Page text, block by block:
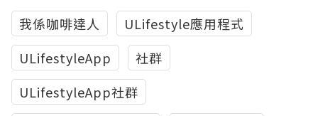
我係咖啡達人
ULifestyle應用程式
ULifestyleApp
社群
ULifestyleApp社群